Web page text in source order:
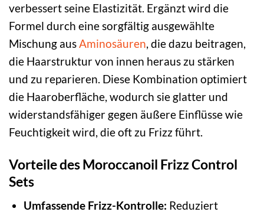
verbessert seine Elastizität. Ergänzt wird die
Formel durch eine sorgfältig ausgewählte
Mischung aus Aminosäuren , die dazu beitragen,
die Haarstruktur von innen heraus zu stärken
und zu reparieren. Diese Kombination optimiert
die Haaroberfläche, wodurch sie glatter und
widerstandsfähiger gegen äußere Einflüsse wie
Feuchtigkeit wird, die oft zu Frizz führt.
Vorteile des Moroccanoil Frizz Control
Sets
Umfassende Frizz-Kontrolle: Reduziert